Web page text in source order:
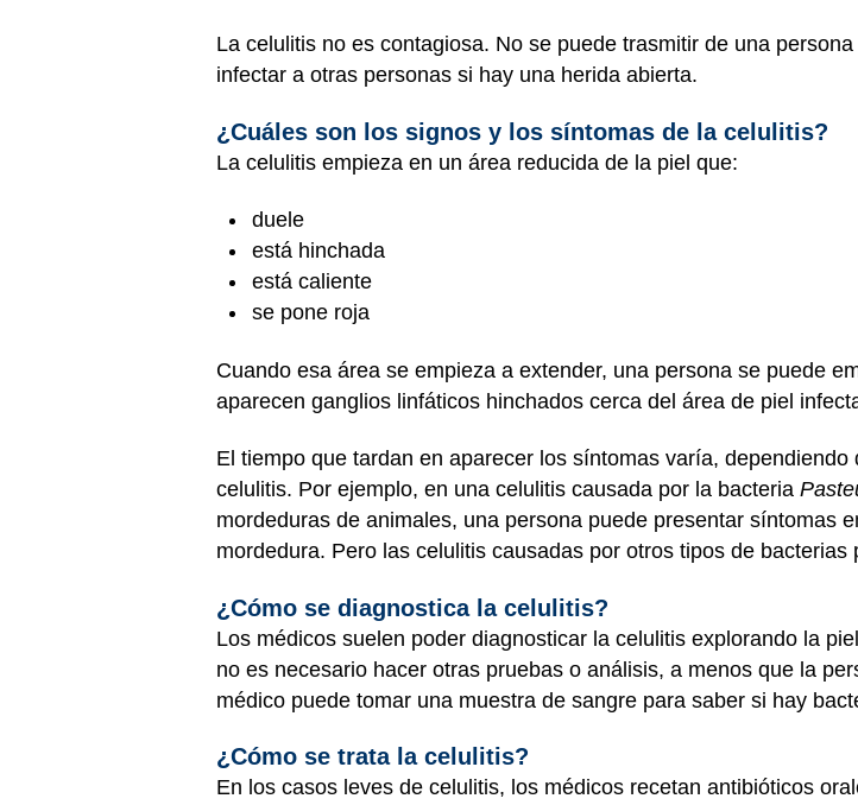
La celulitis no es contagiosa. No se puede trasmitir de una
infectar a otras personas si hay una herida abierta.
¿Cuáles son los signos y los síntomas de la celulitis?
La celulitis empieza en un área reducida de la piel que:
duele
está hinchada
está caliente
se pone roja
Cuando esa área se empieza a extender, una persona se puede
aparecen ganglios linfáticos hinchados cerca del área de piel
El tiempo que tardan en aparecer los síntomas varía,
celulitis. Por ejemplo, en una celulitis causada por la bacteria
mordeduras de animales, una persona puede presentar síntomas
mordedura. Pero las celulitis causadas por otros tipos de
¿Cómo se diagnostica la celulitis?
Los médicos suelen poder diagnosticar la celulitis explorando la
no es necesario hacer otras pruebas o análisis, a menos que la
médico puede tomar una muestra de sangre para saber si hay
¿Cómo se trata la celulitis?
En los casos leves de celulitis, los médicos recetan antibióticos